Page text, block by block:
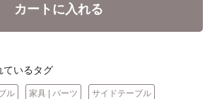
カートに入れる
ているタグ
ル 家具 | パーツ サイドテーブル